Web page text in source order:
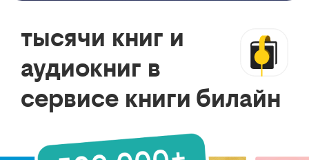
тысячи книг и
аудиокниг в
сервисе книги билайн